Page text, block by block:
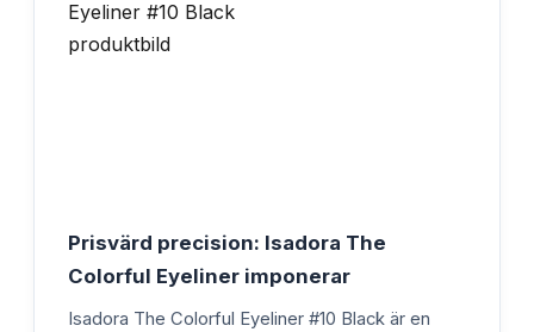
Prisvärd precision: Isadora The
Colorful Eyeliner imponerar
Isadora The Colorful Eyeliner #10 Black är en